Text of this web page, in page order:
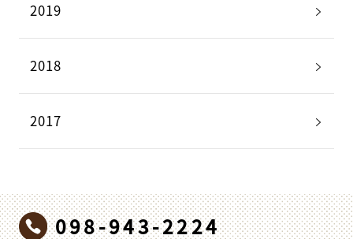
2019
2018
2017
098-943-2224